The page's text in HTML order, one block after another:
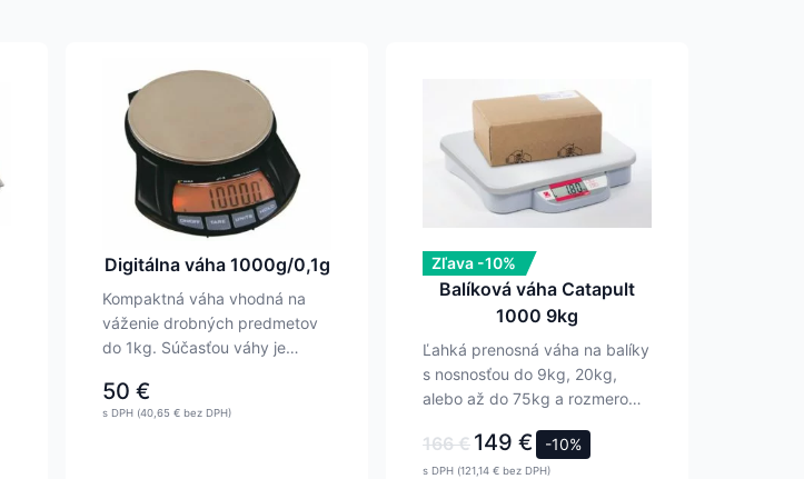
Digitálna váha 1000g/0,1g
Kompaktná váha vhodná na
váženie drobných predmetov
do 1kg. Súčasťou váhy je
50 €
s DPH (40,65 € bez DPH)
Zľava -10%
Balíková váha Catapult
1000 9kg
Ľahká prenosná váha na balíky
s nosnosťou do 9kg, 20kg,
alebo až do 75kg a rozmerom
166 € 149 € -10%
s DPH (121,14 € bez DPH)